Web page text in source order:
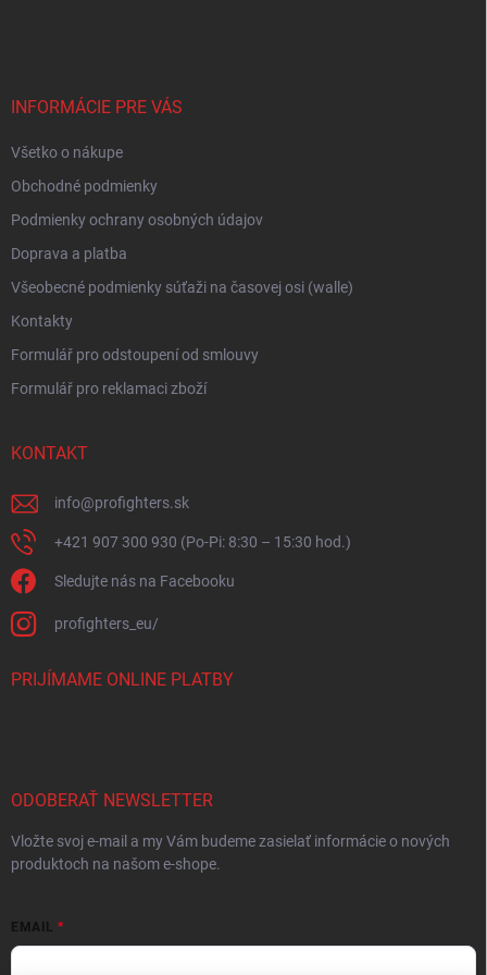
INFORMÁCIE PRE VÁS
Všetko o nákupe
Obchodné podmienky
Podmienky ochrany osobných údajov
Doprava a platba
Všeobecné podmienky súťaži na časovej osi (walle)
Kontakty
Formulář pro odstoupení od smlouvy
Formulář pro reklamaci zboží
KONTAKT
info@profighters.sk
+421 907 300 930 (Po-Pi: 8:30 – 15:30 hod.)
Sledujte nás na Facebooku
profighters_eu/
PRIJÍMAME ONLINE PLATBY
ODOBERAŤ NEWSLETTER
Vložte svoj e-mail a my Vám budeme zasielať informácie o nových
produktoch na našom e-shope.
EMAIL